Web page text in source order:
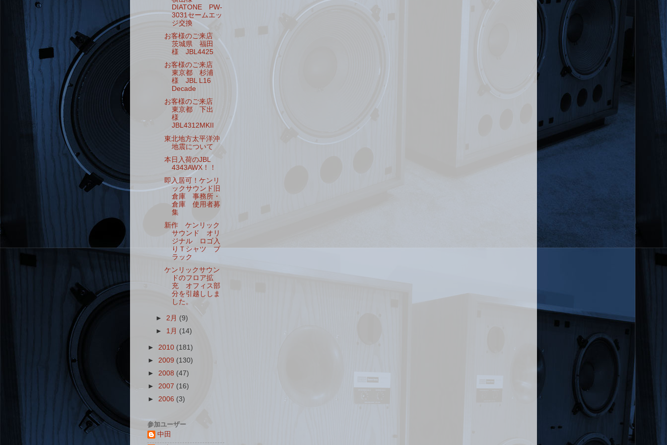
DIATONE PW-
3031セームエッ
ジ交換
お客様のご来店
茨城県 福田
様 JBL4425
お客様のご来店
東京都 杉浦
様 JBL L16
Decade
お客様のご来店
東京都 下出
様
JBL4312MKII
東北地方太平洋沖
地震について
本日入荷のJBL
4343AWX！！
即入居可！ケンリ
ックサウンド旧
倉庫 事務所・
倉庫 使用者募
集
新作 ケンリック
サウンド オリ
ジナル ロゴ入
りＴシャツ ブ
ラック
ケンリックサウン
ドのフロア拡
充 オフィス部
分を引越ししま
した。
► 2月 (9)
► 1月 (14)
► 2010 (181)
► 2009 (130)
► 2008 (47)
► 2007 (16)
► 2006 (3)
参加ユーザー
中田